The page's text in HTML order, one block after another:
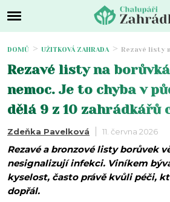
DOMŮ UŽITKOVÁ ZAHRADA Rezavé listy
Rezavé listy na
nemoc. Je to chyba v
dělá 9 z 10 zahrádkářů
Zdeňka Pavelková 11. června 2026
Rezavé a bronzové listy borůvek
nesignalizují infekci. Viníkem
kyselost, často právě kvůli péči,
dopřál.